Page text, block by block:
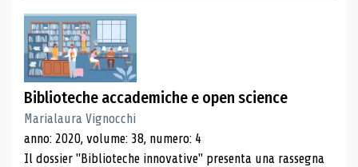
Biblioteche accademiche e open science
Marialaura Vignocchi
anno: 2020, volume: 38, numero: 4
Il dossier "Biblioteche innovative" presenta una rassegna